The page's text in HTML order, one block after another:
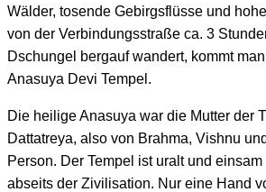
Wälder, tosende Gebirgsflüsse und
von der Verbindungsstraße ca. 3
Dschungel bergauf wandert, kommt
Anasuya Devi Tempel.
Die heilige Anasuya war die Mutter der
Dattatreya, also von Brahma, Vishnu
Person. Der Tempel ist uralt und
abseits der Zivilisation. Nur eine Hand